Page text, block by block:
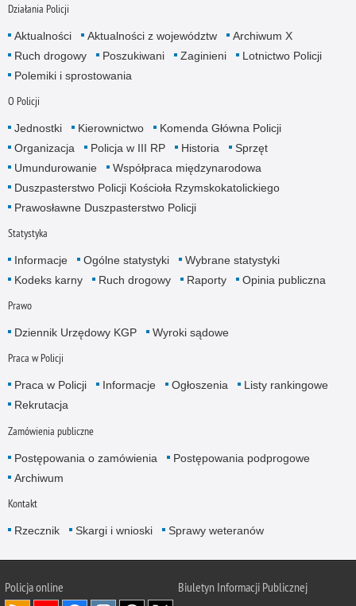
Działania Policji
Aktualności Aktualności z województw
Archiwum X
Ruch drogowy
Poszukiwani Zaginieni
Lotnictwo Policji
Polemiki i sprostowania
O Policji
Jednostki Kierownictwo
Komenda Główna Policji
Organizacja
Policja w III RP Historia
Sprzęt
Umundurowanie
Współpraca międzynarodowa
Duszpasterstwo Policji Kościoła Rzymskokatolickiego
Prawosławne Duszpasterstwo Policji
Statystyka
Informacje Ogólne statystyki
Wybrane statystyki
Kodeks karny
Ruch drogowy Raporty Opinia publiczna
Prawo
Dziennik Urzędowy KGP Wyroki sądowe
Praca w Policji
Praca w Policji Informacje Ogłoszenia
Listy rankingowe
Rekrutacja
Zamówienia publiczne
Postępowania o zamówienia
Postępowania podprogowe
Archiwum
Kontakt
Rzecznik Skargi i wnioski Sprawy weteranów
Policjaonline Biuletyn Informacji Publicznej